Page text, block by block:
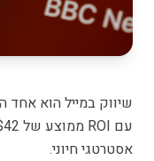
שיווק במייל הוא אחד
אסטרטגי חיוני.